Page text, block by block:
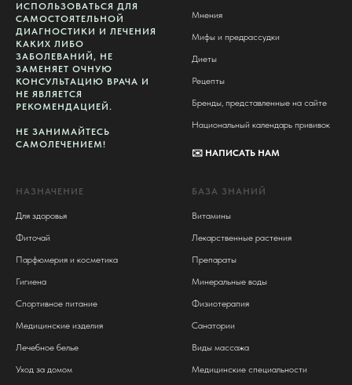
ИСПОЛЬЗОВАТЬСЯ ДЛЯ
САМОСТОЯТЕЛЬНОЙ
ДИАГНОСТИКИ И ЛЕЧЕНИЯ
КАКИХ ЛИБО
ЗАБОЛЕВАНИЙ, НЕ
ЗАМЕНЯЕТ ОЧНУЮ
КОНСУЛЬТАЦИЮ ВРАЧА И
НЕ ЯВЛЯЕТСЯ
РЕКОМЕНДАЦИЕЙ.
НЕ ЗАНИМАЙТЕСЬ
САМОЛЕЧЕНИЕМ!
Мнения
Мифы и предрассудки
Диеты
Рецепты
Бренды, представленные на сайте
Национальный календарь прививок
✉️ НАПИСАТЬ НАМ
НАЗНАЧЕНИЕ
Для здоровья
Фиточай
Парфюмерия и косметика
Гигиена
Спортивное питание
Медицинские изделия
Лечебное белье
Уход за домом
БАЗА ЗНАНИЙ
Витамины
Лекарственные растения
Препараты
Минеральные воды
Физиотерапия
Санатории
Виды массажа
Медицинские специальности